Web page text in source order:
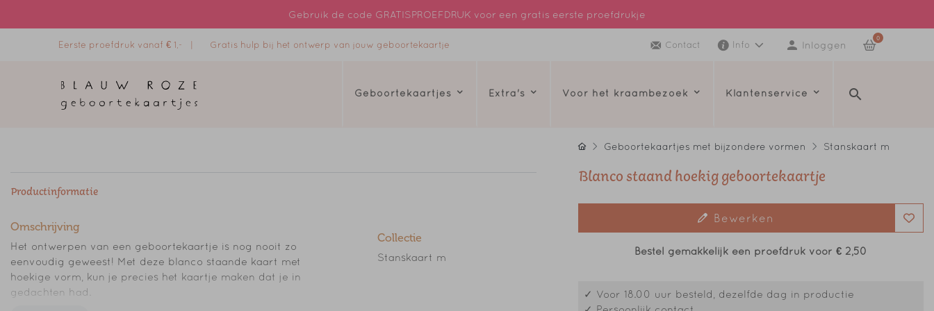
Gebruik de code GRATISPROEFDRUK voor een gratis eerste proefdrukje
Eerste proefdruk vanaf € 1,- | Gratis hulp bij het ontwerp van jouw geboortekaartje Contact Info Inloggen
0
Geboortekaartjes Extra's Voor het kraambezoek Klantenservice
Productinformatie
Omschrijving
Het ontwerpen van een geboortekaartje is nog nooit zo
eenvoudig geweest! Met deze blanco staande kaart met
hoekige vorm, kun je precies het kaartje maken dat je in
gedachten had.
Collectie
Stanskaart m
Geboortekaartjes met bijzondere vormen Stanskaart m
Blanco staand hoekig geboortekaartje
Bewerken
Bestel gemakkelijk een proefdruk voor € 2,50
✓ Voor 18.00 uur besteld, dezelfde dag in productie